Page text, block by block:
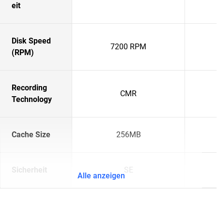
eit
Disk Speed
(RPM)
7200 RPM
Recording
Technology
CMR
Cache Size 256MB
Sicherheit SE
Alle anzeigen